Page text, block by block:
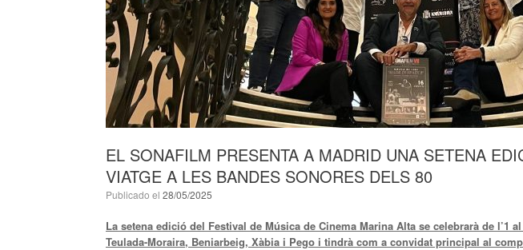
EL SONAFILM PRESENTA A MADRID UNA SETENA
VIATGE A LES BANDES SONORES DELS 80
Publicado el 28/05/2025
La setena edició del Festival de Música de Cinema Marina Alta se celebrarà de l’1
Teulada-Moraira, Beniarbeig, Xàbia i Pego i tindrà com a convidat principal al